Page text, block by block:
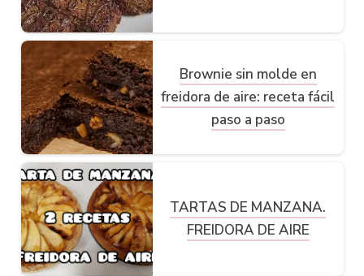
Brownie sin molde en
freidora de aire: receta fácil
paso a paso
TARTAS DE MANZANA.
FREIDORA DE AIRE